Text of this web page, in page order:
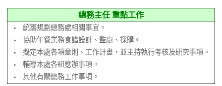
總務主任 重點工作
‧
統籌規劃總務處相關事宜。
‧ 協助午餐業務食譜設計、監廚、採購。
‧ 擬定本處各項章則、工作計畫，並主持執行考核及研究事項。
‧ 輔導本處各組應辦事項。
‧ 其他有關總務工作事項。